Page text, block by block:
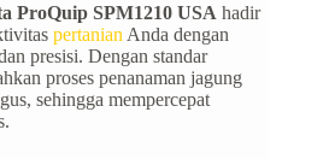
ProQuip SPM1210 USA hadir
pertanian Anda dengan
presisi. Dengan standar
proses penanaman jagung
sehingga mempercepat